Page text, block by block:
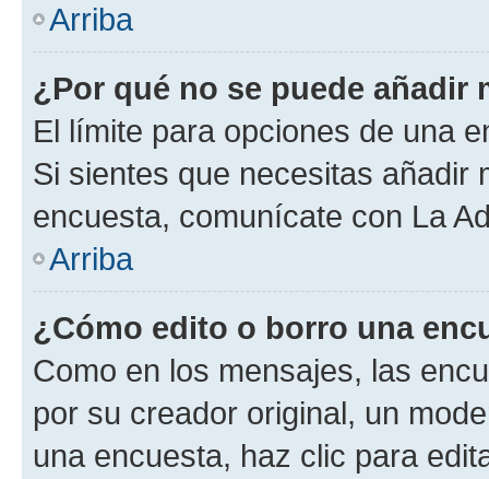
Arriba
¿Por qué no se puede añadir
El límite para opciones de una
Si sientes que necesitas añadir
encuesta, comunícate con La
Arriba
¿Cómo edito o borro una
Como en los mensajes, las
por su creador original, un
una encuesta, haz clic para